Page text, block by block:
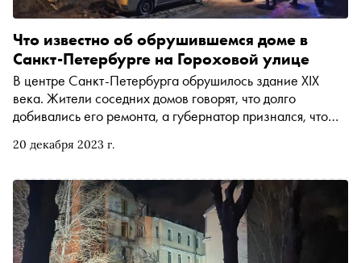
20 декабря 2023 г.
Что известно об обрушившемся доме в
Санкт-Петербурге на Гороховой улице
В центре Санкт-Петербурга обрушилось здание XIX
века. Жители соседних домов говорят, что долго
добивались его ремонта, а губернатор признался, что
«Сноб» рассказывает, что могло стать причиной
дома с признаками аварийности